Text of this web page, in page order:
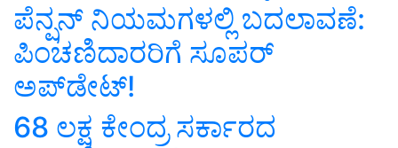
ಪೆನ್ಷನ್‌ ನಿಯಮಗಳಲ್ಲಿ ಬದಲಾವಣೆ:
ಪಿಂಚಣಿದಾರರಿಗೆ ಸೂಪರ್
ಅಪ್‌ಡೇಟ್!
68 ಲಕ್ಷ ಕೇಂದ್ರ ಸರ್ಕಾರದ